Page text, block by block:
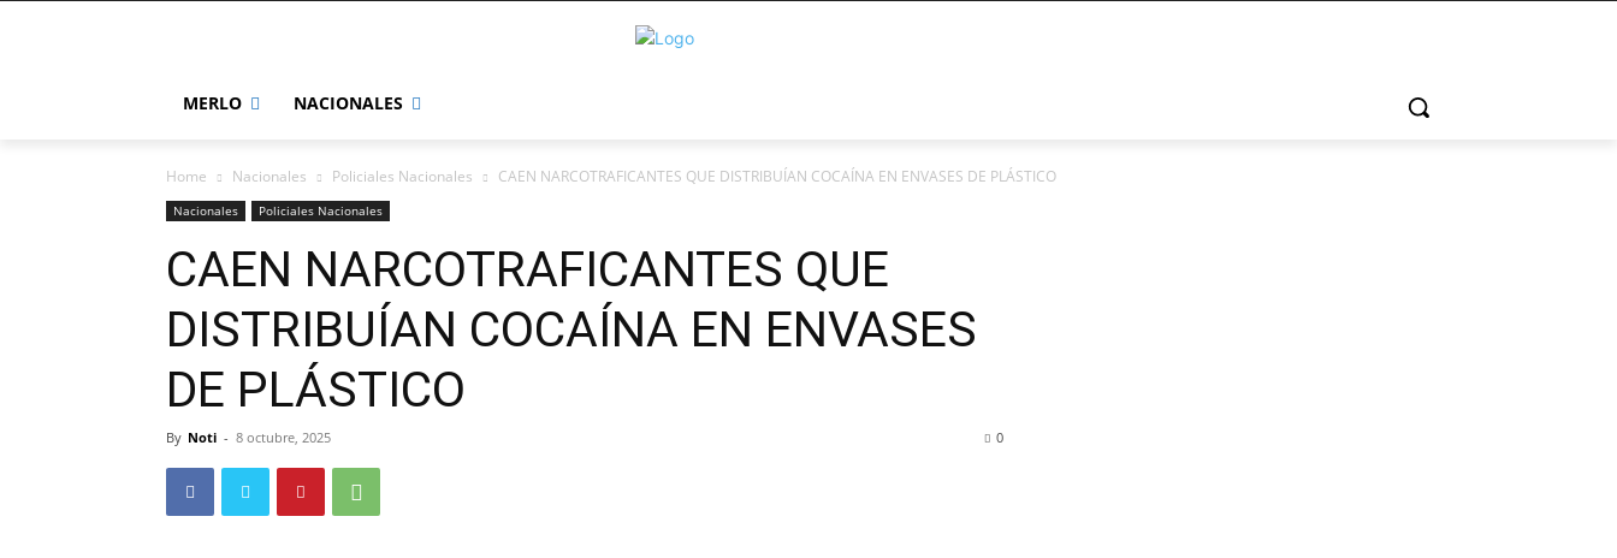
MERLO NACIONALES
Home Nacionales Policiales Nacionales CAEN NARCOTRAFICANTES QUE DISTRIBUÍAN COCAÍNA EN ENVASES DE PLÁSTICO
Nacionales Policiales Nacionales
CAEN NARCOTRAFICANTES QUE
DISTRIBUÍAN COCAÍNA EN ENVASES
DE PLÁSTICO
By Noti - 8 octubre, 2025 0